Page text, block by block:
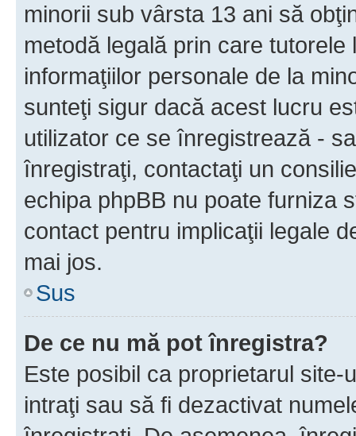
minorii sub vârsta 13 ani să
metodă legală prin care
informaţiilor personale de la
sunteţi sigur dacă acest lucru
utilizator ce se înregistrează -
înregistraţi, contactaţi un
echipa phpBB nu poate furniza
contact pentru implicaţii legale
mai jos.
Sus
De ce nu mă pot înregistra?
Este posibil ca proprietarul
intraţi sau să fi dezactivat